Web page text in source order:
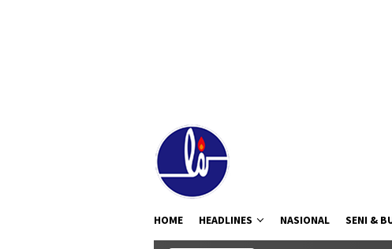
HOME HEADLINES NASIONAL SENI &